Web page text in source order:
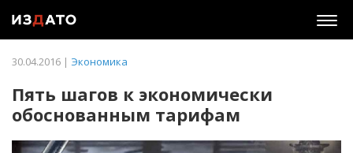
30.04.2016 | Экономика
Пять шагов к экономически
обоснованным тарифам